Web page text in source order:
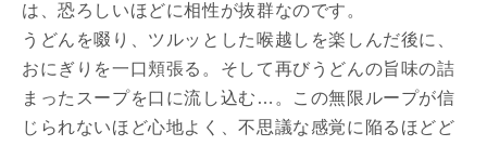
は、恐ろしいほどに相性が抜群なのです。
うどんを啜り、ツルッとした喉越しを楽しんだ後に、
おにぎりを一口頬張る。そして再びうどんの旨味の詰
まったスープを口に流し込む…。この無限ループが信
じられないほど心地よく、不思議な感覚に陥るほどど